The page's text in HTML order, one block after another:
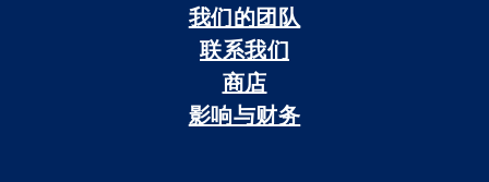
我们的团队
联系我们
商店
影响与财务